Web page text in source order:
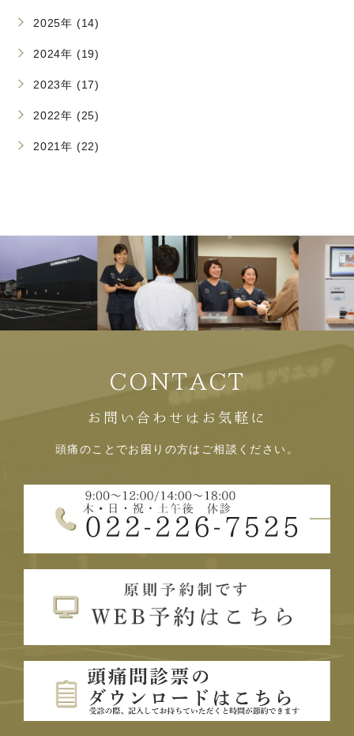
2025年 (14)
2024年 (19)
2023年 (17)
2022年 (25)
2021年 (22)
CONTACT
お問い合わせはお気軽に
頭痛のことでお困りの方はご相談ください。